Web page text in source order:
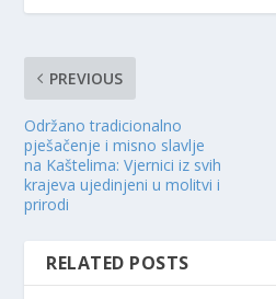
PREVIOUS
Održano tradicionalno
pješačenje i misno slavlje
na Kaštelima: Vjernici iz svih
krajeva ujedinjeni u molitvi i
prirodi
RELATED POSTS